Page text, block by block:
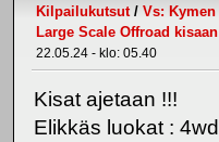
Kilpailukutsut/ Vs:
Large Scale Offroad
22.05.24 - klo: 05.40
Kisat ajetaan !!!
Elikkäs luokat :